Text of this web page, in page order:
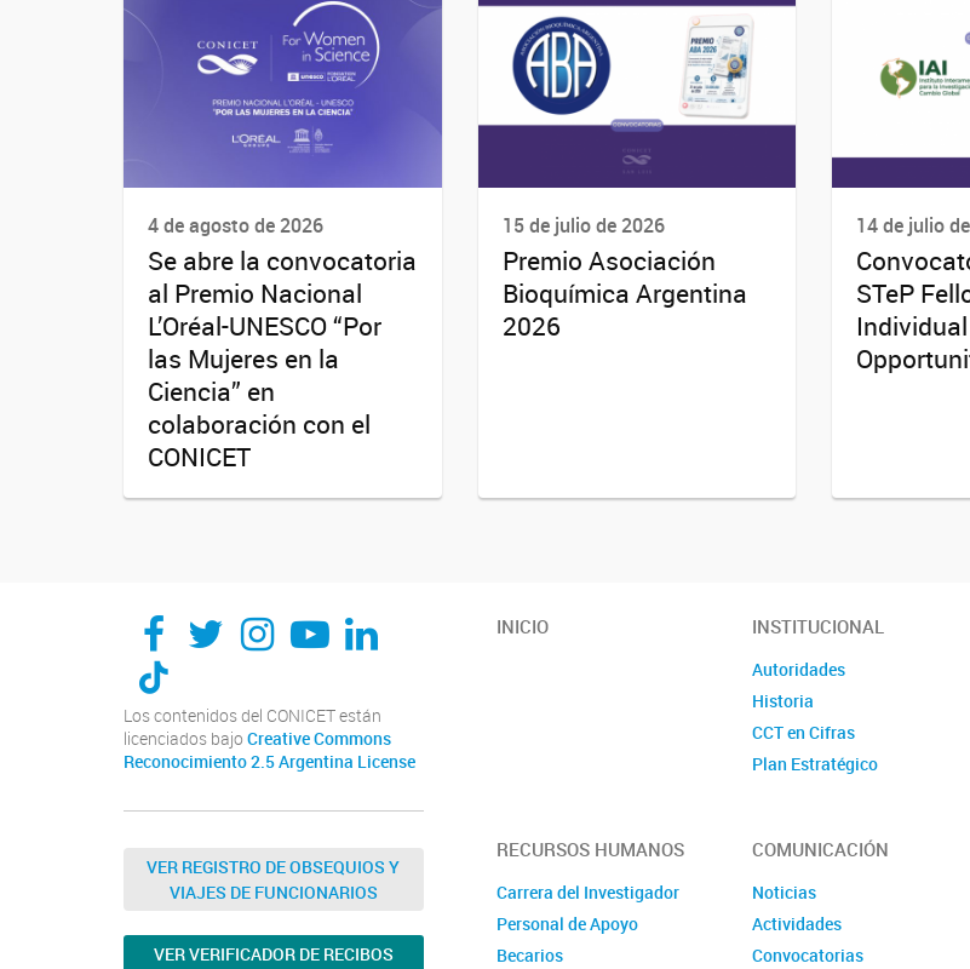
4 de agosto de 2026
Se abre la convocatoria
al Premio Nacional
L’Oréal-UNESCO “Por
las Mujeres en la
Ciencia” en
colaboración con el
CONICET
15 de julio de 2026
Premio Asociación
Bioquímica Argentina
2026
14 de julio
STeP
Los contenidos del CONICET están
licenciados bajo Creative Commons
Reconocimiento 2.5 Argentina License
VER REGISTRO DE OBSEQUIOS Y
VIAJES DE FUNCIONARIOS
VER VERIFICADOR DE RECIBOS
INICIO INSTITUCIONAL
Autoridades
Historia
CCT en Cifras
Plan Estratégico
RECURSOS HUMANOS
Carrera del Investigador
Personal de Apoyo
Becarios
COMUNICACIÓN
Noticias
Actividades
Convocatorias